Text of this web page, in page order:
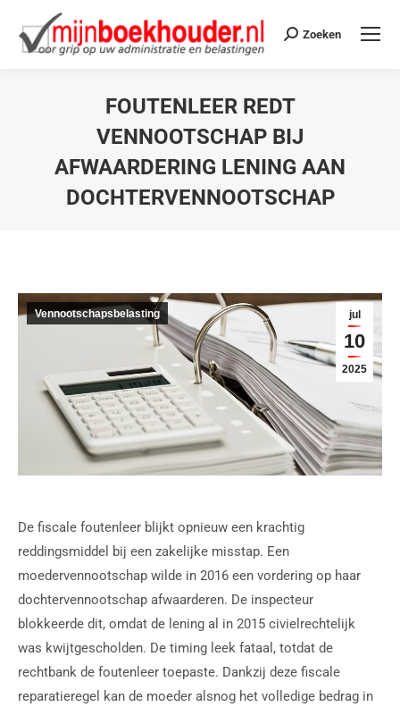
Zoeken
FOUTENLEER REDT
VENNOOTSCHAP BIJ
AFWAARDERING LENING AAN
DOCHTERVENNOOTSCHAP
jul
10
2025
Vennootschapsbelasting
De fiscale foutenleer blijkt opnieuw een krachtig
reddingsmiddel bij een zakelijke misstap. Een
moedervennootschap wilde in 2016 een vordering op haar
dochtervennootschap afwaarderen. De inspecteur
blokkeerde dit, omdat de lening al in 2015 civielrechtelijk
was kwijtgescholden. De timing leek fataal, totdat de
rechtbank de foutenleer toepaste. Dankzij deze fiscale
reparatieregel kan de moeder alsnog het volledige bedrag in